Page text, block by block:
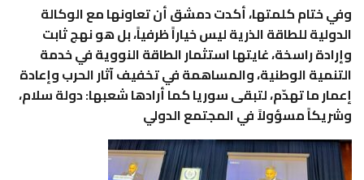
وفي ختام كلمتها، أكدت دمشق أن تعاونها مع الوكالة
الدولية للطاقة الذرية ليس خياراً ظرفياً، بل هو نهج ثابت
وإرادة راسخة، غايتها استثمار الطاقة النووية في خدمة
التنمية الوطنية، والمساهمة في تخفيف آثار الحرب وإعادة
إعمار ما تهدّم، لتبقى سوريا كما أرادها شعبها: دولة سلام،
وشريكاً مسؤولاً في المجتمع الدولي